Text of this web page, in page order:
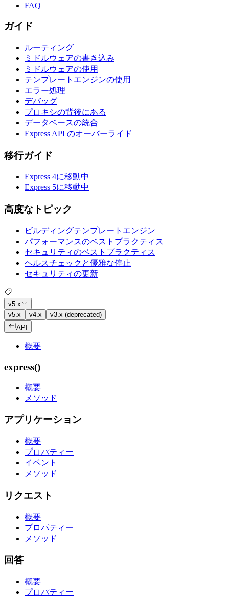
FAQ
ガイド
ルーティング
ミドルウェアの書き込み
ミドルウェアの使用
テンプレートエンジンの使用
エラー処理
デバッグ
プロキシの背後にある
データベースの統合
Express API のオーバーライド
移行ガイド
Express 4に移動中
Express 5に移動中
高度なトピック
ビルディングテンプレートエンジン
パフォーマンスのベストプラクティス
セキュリティのベストプラクティス
ヘルスチェックと優雅な停止
セキュリティの更新
v5.x
v5.x
v4.x
v3.x (deprecated)
API
概要
express()
概要
メソッド
アプリケーション
概要
プロパティー
イベント
メソッド
リクエスト
概要
プロパティー
メソッド
回答
概要
プロパティー